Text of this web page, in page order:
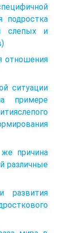
подростка
слепых и
отношения
ситуации
примере
причина
различные
развития